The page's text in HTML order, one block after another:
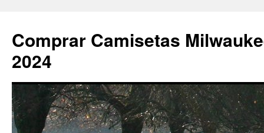
Comprar Camisetas
2024